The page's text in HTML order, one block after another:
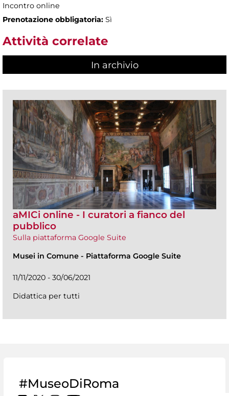
Incontro online
Prenotazione obbligatoria: Sì
Attività correlate
In archivio
aMICi online - I curatori a fianco del
pubblico
Sulla piattaforma Google Suite
Musei in Comune - Piattaforma Google Suite
11/11/2020 - 30/06/2021
Didattica per tutti
#MuseoDiRoma